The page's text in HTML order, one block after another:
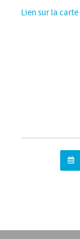
Lien sur la